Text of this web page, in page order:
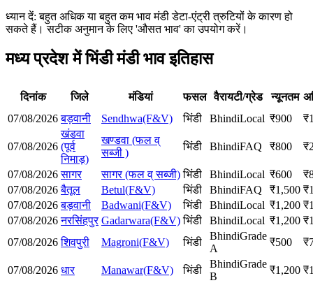
ध्यान दें: बहुत अधिक या बहुत कम भाव मंडी डेटा-एंट्री त्रुटियों के कारण हो
सकते हैं। सटीक अनुमान के लिए 'औसत भाव' का उपयोग करें।
मध्य प्रदेश में भिंडी मंडी भाव इतिहास
दिनांक जिले मंडियां फसल वैरायटी/ग्रेड न्यूनतम
07/08/2026 बड़वानी Sendhwa(F&V) भिंडी BhindiLocal ₹900 ₹
07/08/2026
खंडवा
(पूर्व
निमाड़)
खण्डवा (फल व्
सब्जी )
भिंडी BhindiFAQ ₹800 ₹
07/08/2026 सागर सागर (फल व् सब्जी) भिंडी BhindiLocal ₹600 ₹
07/08/2026 बैतूल Betul(F&V) भिंडी BhindiFAQ ₹1,500 ₹
07/08/2026 बड़वानी Badwani(F&V) भिंडी BhindiLocal ₹1,200 ₹
07/08/2026 नरसिंहपुर Gadarwara(F&V) भिंडी BhindiLocal ₹1,200 ₹
07/08/2026 शिवपुरी Magroni(F&V) भिंडी
BhindiGrade
A
₹500 ₹
07/08/2026 धार Manawar(F&V) भिंडी
BhindiGrade
B
₹1,200 ₹